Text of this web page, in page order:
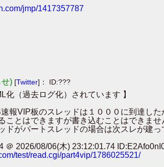
jmp/1417357787
せ) [Twitter]： ID:???
化（過去ログ化）されています 】
報VIP板のスレッドは１０００に到達し
ことはできますが書き込むことはできませ
ドがパートスレッドの場合は次スレが建っ
2026/08/06(木) 23:12:01.74
test/read.cgi/part4vip/1786025521/